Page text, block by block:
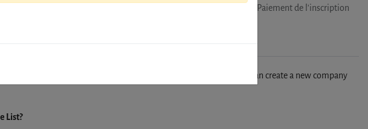
Finalisation/Paiement de l'inscription
the form. If you don't find your company in our database, you can create a new company
List?